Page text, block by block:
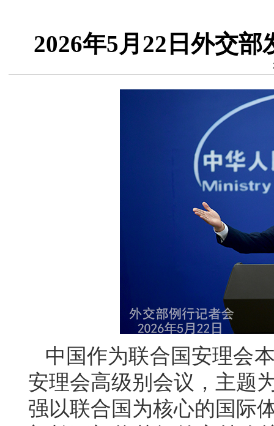
2026年5月22日外交
中国作为联合国安理会
安理会高级别会议，主题
强以联合国为核心的国际